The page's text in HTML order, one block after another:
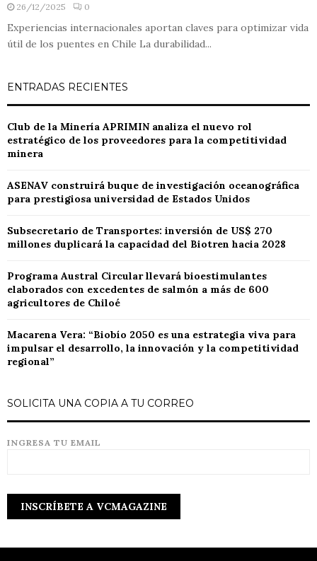
26/12/2025 0
Experiencias internacionales aportan claves para optimizar vida
útil de los puentes en Chile La durabilidad...
ENTRADAS RECIENTES
Club de la Minería APRIMIN analiza el nuevo rol
estratégico de los proveedores para la competitividad
minera
ASENAV construirá buque de investigación oceanográfica
para prestigiosa universidad de Estados Unidos
Subsecretario de Transportes: inversión de US$ 270
millones duplicará la capacidad del Biotren hacia 2028
Programa Austral Circular llevará bioestimulantes
elaborados con excedentes de salmón a más de 600
agricultores de Chiloé
Macarena Vera: “Biobío 2050 es una estrategia viva para
impulsar el desarrollo, la innovación y la competitividad
regional”
SOLICITA UNA COPIA A TU CORREO
INGRESA TU EMAIL